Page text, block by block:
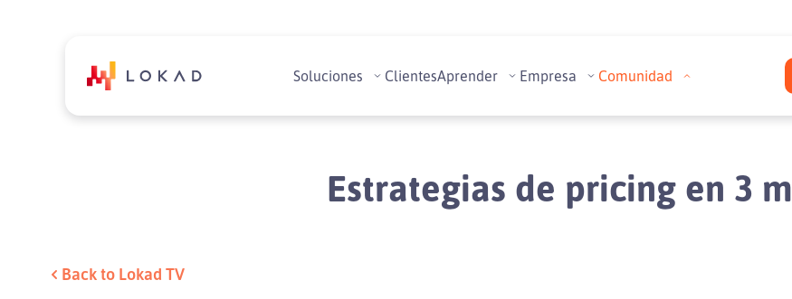
Soluciones ClientesAprender Empresa Comunidad
Estrategias de pricing en 3
Back to Lokad TV